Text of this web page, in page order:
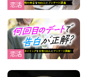
恋活
恋活